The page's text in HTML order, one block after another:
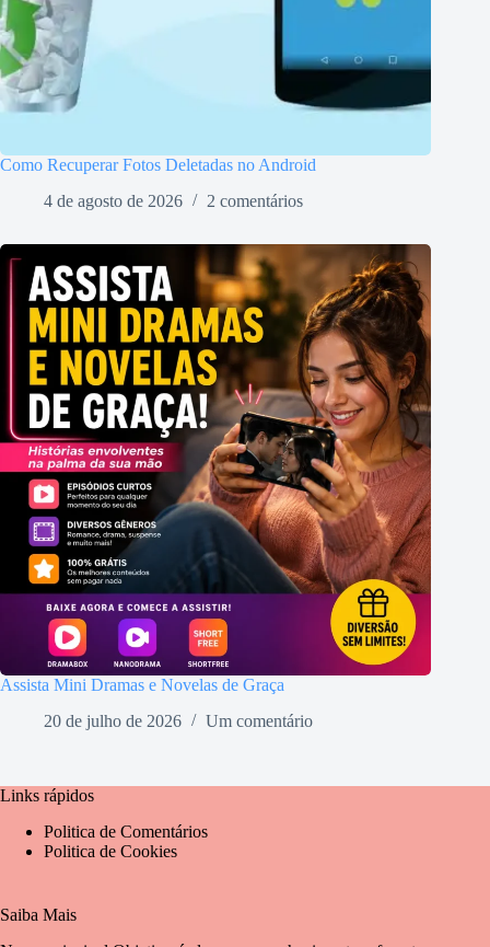
Como Recuperar Fotos Deletadas no Android
4 de agosto de 2026
2 comentários
Assista Mini Dramas e Novelas de Graça
20 de julho de 2026
Um comentário
Links rápidos
Politica de Comentários
Politica de Cookies
Saiba Mais